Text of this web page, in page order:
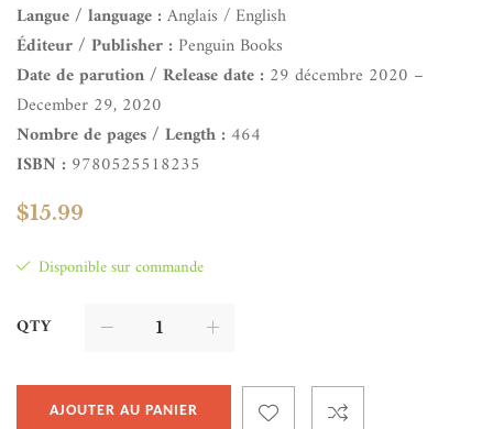
Langue / language :Anglais / English
Éditeur / Publisher : Penguin Books
Date de parution / Release date : 29 décembre 2020 –
December 29, 2020
Nombre de pages / Length : 464
ISBN : 9780525518235
$15.99
Disponible sur commande
QTY
AJOUTER AU PANIER